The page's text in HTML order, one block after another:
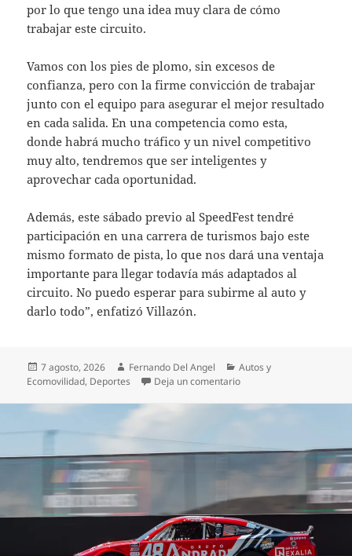
por lo que tengo una idea muy clara de cómo
trabajar este circuito.
Vamos con los pies de plomo, sin excesos de
confianza, pero con la firme convicción de trabajar
junto con el equipo para asegurar el mejor resultado
en cada salida. En una competencia como esta,
donde habrá mucho tráfico y un nivel competitivo
muy alto, tendremos que ser inteligentes y
aprovechar cada oportunidad.
Además, este sábado previo al SpeedFest tendré
participación en una carrera de turismos bajo este
mismo formato de pista, lo que nos dará una ventaja
importante para llegar todavía más adaptados al
circuito. No puedo esperar para subirme al auto y
darlo todo”, enfatizó Villazón.
Publicado
el
7 agosto, 2026 Autor
Fernando Del Angel Categorías
Autos y
Ecomovilidad, Deportes Deja un comentarioen RAFAEL VILLAZÓN